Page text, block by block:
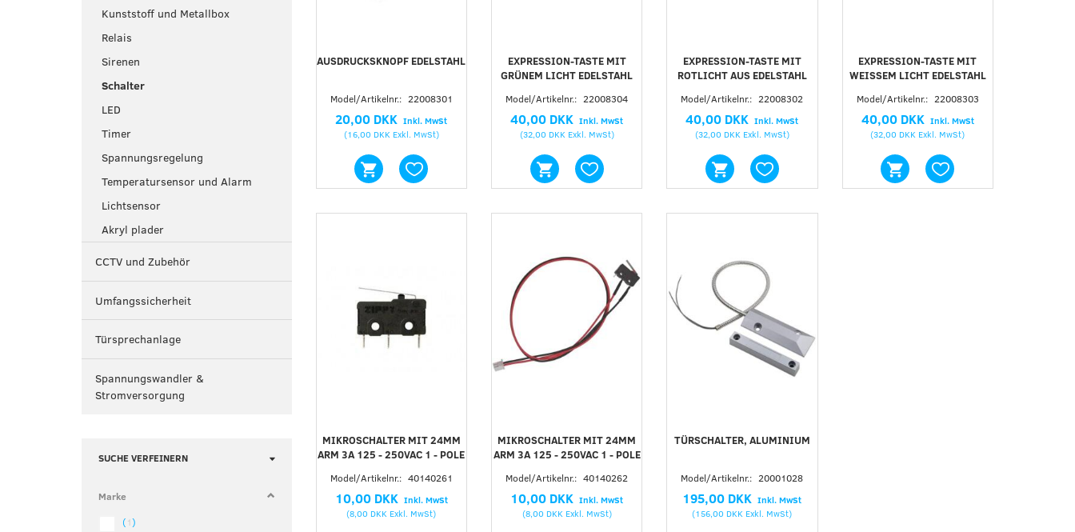
Kunststoff und Metallbox
Relais
Sirenen
Schalter
LED
Timer
Spannungsregelung
Temperatursensor und Alarm
Lichtsensor
Akryl plader
CCTV und Zubehör
Umfangssicherheit
Türsprechanlage
Spannungswandler &
Stromversorgung
SUCHE VERFEINERN Anzeigenfilter
Marke
(1)
AUSDRUCKSKNOPF EDELSTAHL
Model/Artikelnr.: 22008301
20,00 DKK Inkl. MwSt
(16,00 DKK Exkl. MwSt)
EXPRESSION-TASTE MIT
GRÜNEM LICHT EDELSTAHL
Model/Artikelnr.: 22008304
40,00 DKK Inkl. MwSt
(32,00 DKK Exkl. MwSt)
EXPRESSION-TASTE MIT
ROTLICHT AUS EDELSTAHL
Model/Artikelnr.: 22008302
40,00 DKK Inkl. MwSt
(32,00 DKK Exkl. MwSt)
EXPRESSION-TASTE MIT
WEISSEM LICHT EDELSTAHL
Model/Artikelnr.: 22008303
40,00 DKK Inkl. MwSt
(32,00 DKK Exkl. MwSt)
MIKROSCHALTER MIT 24MM
ARM 3A 125 - 250VAC 1 - POLE
Model/Artikelnr.: 40140261
10,00 DKK Inkl. MwSt
(8,00 DKK Exkl. MwSt)
MIKROSCHALTER MIT 24MM
ARM 3A 125 - 250VAC 1 - POLE
Model/Artikelnr.: 40140262
10,00 DKK Inkl. MwSt
(8,00 DKK Exkl. MwSt)
TÜRSCHALTER, ALUMINIUM
Model/Artikelnr.: 20001028
195,00 DKK Inkl. MwSt
(156,00 DKK Exkl. MwSt)